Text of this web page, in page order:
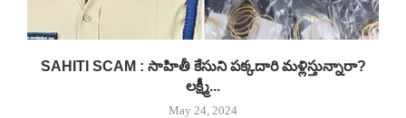
SAHITI SCAM : సాహితీ కేసుని పక్కదారి మళ్లిస్తున్నారా?
లక్ష్మీ...
May 24, 2024